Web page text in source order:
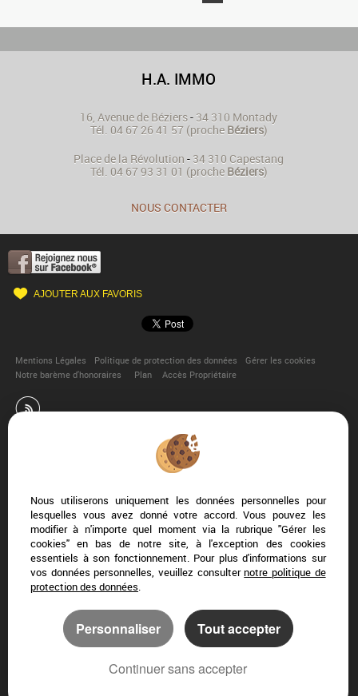
H.A. IMMO
16, Avenue de Béziers- 34 310 Montady
Tél. 04 67 26 41 57(proche Béziers)
Place de la Révolution - 34 310 Capestang
Tél. 04 67 93 31 01 (proche Béziers)
NOUS CONTACTER
AJOUTER AUX FAVORIS
Mentions Légales Politique de protection des données
Gérer les cookies
Notre barème d'honoraires
Plan Accès Propriétaire
Afin de vous offrir un confort de lecture permanent, depuis
s’adapte automatiquement aux différents types d'écrans
Logiciel transaction
Création site internet immobilier
Montady (34310)
Capestang (34310)
Cruzy (34310)
Nous utiliserons uniquement les données personnelles pour
lesquelles vous avez donné votre accord. Vous pouvez les
modifier à n'importe quel moment via la rubrique "Gérer les
cookies" en bas de notre site, à l'exception des cookies
essentiels à son fonctionnement. Pour plus d'informations sur
vos données personnelles, veuillez consulternotre politique de
protection des données.
Personnaliser Tout accepter
Continuer sans accepter